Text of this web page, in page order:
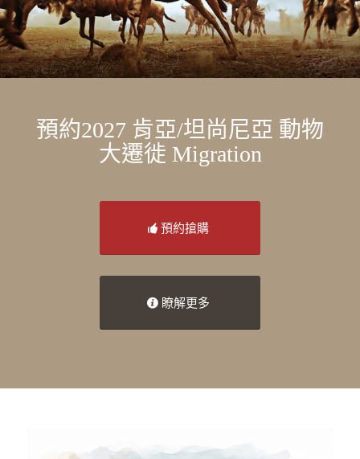
預約2027 肯亞/坦尚尼亞 動物
大遷徙 Migration
預約搶購
瞭解更多